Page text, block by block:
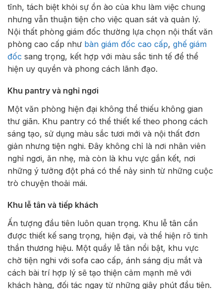
tĩnh, tách biệt khỏi sự ồn ào của khu làm việc chung
nhưng vẫn thuận tiện cho việc quan sát và quản lý.
Nội thất phòng giám đốc thường lựa chọn nội thất văn
phòng cao cấp như bàn giám đốc cao cấp, ghế giám
đốc sang trọng, kết hợp với màu sắc tinh tế để thể
hiện uy quyền và phong cách lãnh đạo.
Khu pantry và nghỉ ngơi
Một văn phòng hiện đại không thể thiếu không gian
thư giãn. Khu pantry có thể thiết kế theo phong cách
sáng tạo, sử dụng màu sắc tươi mới và nội thất đơn
giản nhưng tiện nghi. Đây không chỉ là nơi nhân viên
nghỉ ngơi, ăn nhẹ, mà còn là khu vực gắn kết, nơi
những ý tưởng đột phá có thể nảy sinh từ những cuộc
trò chuyện thoải mái.
Khu lễ tân và tiếp khách
Ấn tượng đầu tiên luôn quan trọng. Khu lễ tân cần
được thiết kế sang trọng, hiện đại, và thể hiện rõ tinh
thần thương hiệu. Một quầy lễ tân nổi bật, khu vực
chờ tiện nghi với sofa cao cấp, ánh sáng dịu mắt và
cách bài trí hợp lý sẽ tạo thiện cảm mạnh mẽ với
khách hàng, đối tác ngay từ những giây phút đầu tiên.